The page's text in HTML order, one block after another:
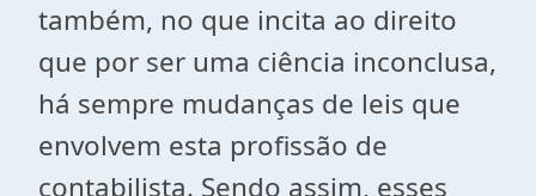
também, no que incita ao direito
que por ser uma ciência inconclusa,
há sempre mudanças de leis que
envolvem esta profissão de
contabilista. Sendo assim, esses